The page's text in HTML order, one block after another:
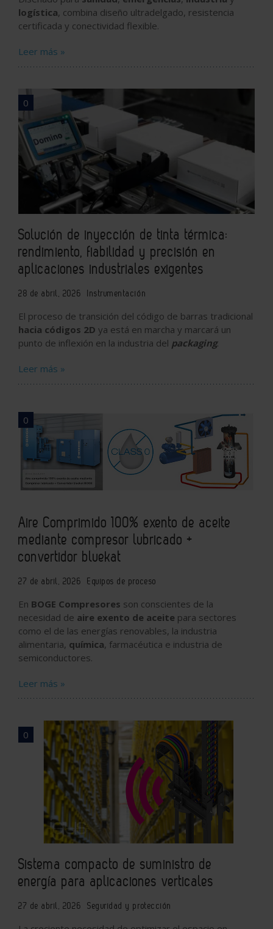
logística, combina diseño ultradelgado, resistencia
certificada y conectividad flexible.
Leer más »
0
Solución de inyección de tinta térmica:
rendimiento, fiabilidad y precisión en
aplicaciones industriales exigentes
28 de abril, 2026 Instrumentación
El proceso de transición del código de barras tradicional
hacia códigos 2D ya está en marcha y marcará un
punto de inflexión en la industria del packaging.
Leer más »
0
Aire Comprimido 100% exento de aceite
mediante compresor lubricado +
convertidor bluekat
27 de abril, 2026 Equipos de proceso
En BOGE Compresores son conscientes de la
necesidad de aire exento de aceite para sectores
como el de las energías renovables, la industria
alimentaria, química, farmacéutica e industria de
semiconductores.
Leer más »
0
Sistema compacto de suministro de
energía para aplicaciones verticales
27 de abril, 2026 Seguridad y protección